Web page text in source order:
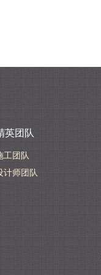
英团队
工团队
计师团队